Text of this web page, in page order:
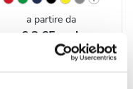
a partire da
€ 3,65 cad.
CALCOLA